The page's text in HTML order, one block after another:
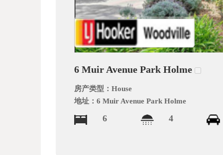
6 Muir Avenue Park Holme
房产类型：House
地址：6 Muir Avenue Park Holme
6 4